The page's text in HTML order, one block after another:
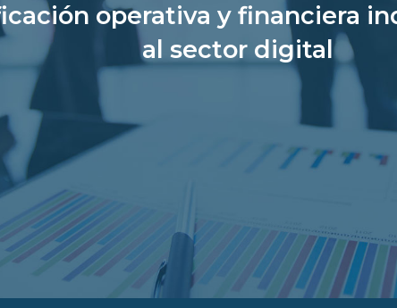
operativa y financiera
al sector digital